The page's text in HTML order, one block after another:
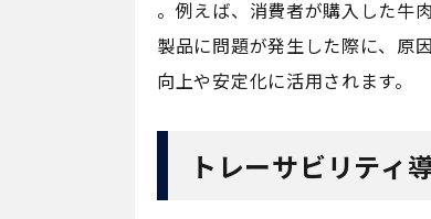
。例えば、消費者が購入した牛
製品に問題が発生した際に、原
向上や安定化に活用されます。
トレーサビリティ